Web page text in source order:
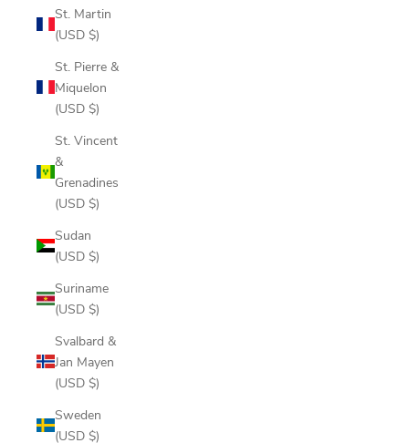
St. Martin
(USD $)
St. Pierre &
Miquelon
(USD $)
St. Vincent
&
Grenadines
(USD $)
Sudan
(USD $)
Suriname
(USD $)
Svalbard &
Jan Mayen
(USD $)
Sweden
(USD $)